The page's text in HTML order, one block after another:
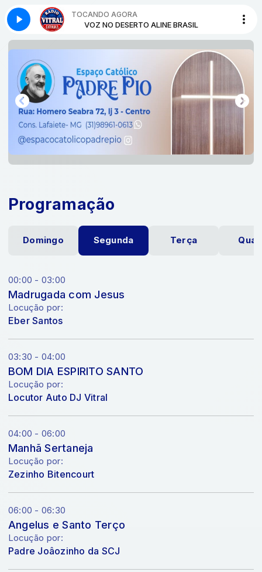
TOCANDO AGORA
BRASIL VOZ NO DESERTO ALINE BRASIL
Michelle Bittencourt Conexão Jovem Vitral com Michelle Bittencourt
Programação
Domingo Segunda Terça
00:00 - 03:00
Madrugada com Jesus
Locução por:
Eber Santos
03:30 - 04:00
BOM DIA ESPIRITO SANTO
Locução por:
Locutor Auto DJ Vitral
04:00 - 06:00
Manhã Sertaneja
Locução por:
Zezinho Bitencourt
06:00 - 06:30
Angelus e Santo Terço
Locução por:
Padre Joâozinho da SCJ